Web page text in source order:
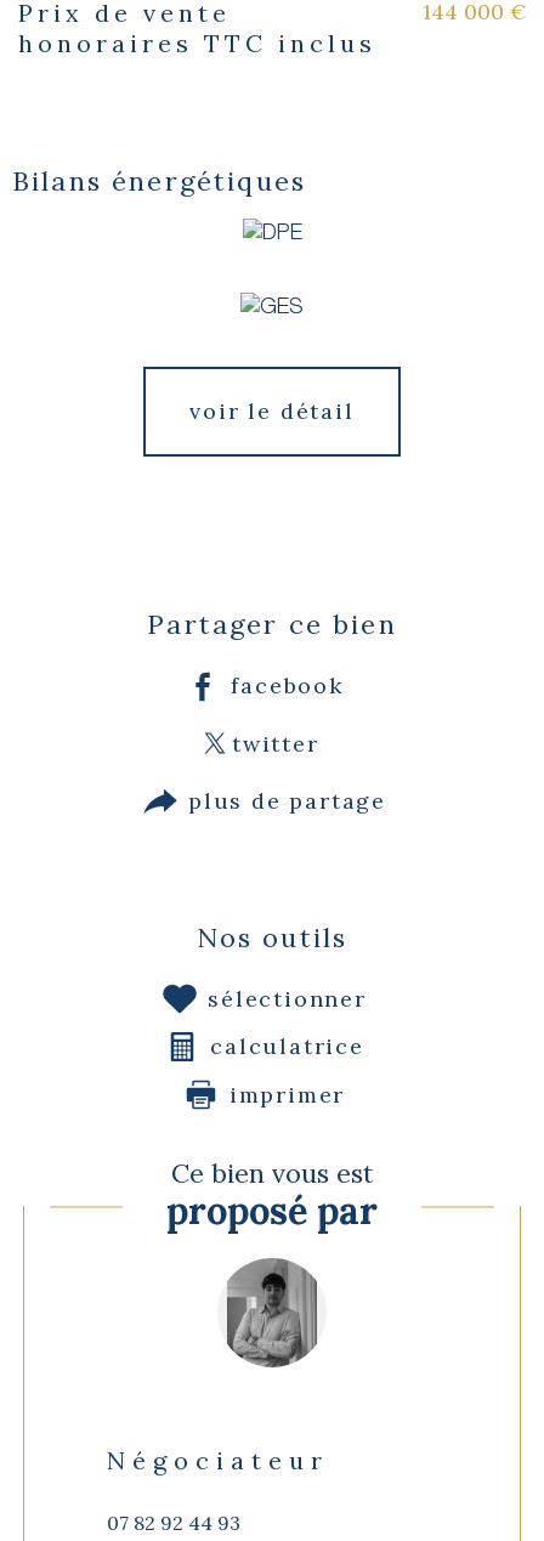
Caractéristiques Valeurs
Prix de vente
honoraires TTC inclus
144 000 €
Bilans énergétiques
voir le détail
Partager ce bien
facebook
twitter
plus de partage
Nos outils
sélectionner
calculatrice
imprimer
Ce bien vous est
proposé par
Négociateur
07 82 92 44 93